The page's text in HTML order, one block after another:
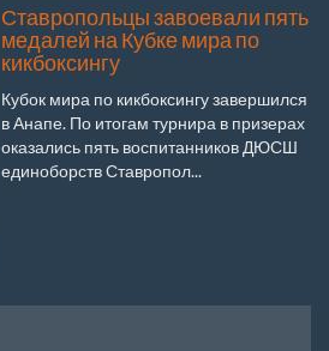
Ставропольцы завоевали пять
медалей на Кубке мира по
кикбоксингу
Кубок мира по кикбоксингу завершился
в Анапе. По итогам турнира в призерах
оказались пять воспитанников ДЮСШ
единоборств Ставропол...